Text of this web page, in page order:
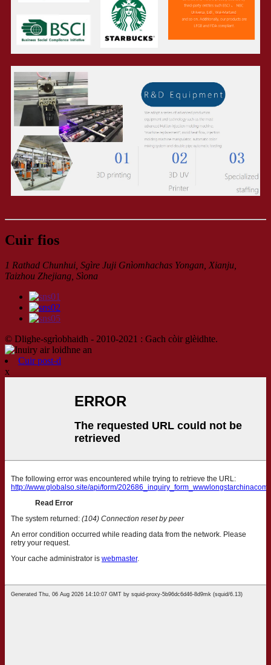
Cuir fios
1 Rathad Chunhui, Sgìre Juji Gnìomhachas Yongan, Xianju,
Taizhou Zhejiang, Sìona
© Dlighe-sgrìobhaidh - 2010-2021 : Gach còir glèidhte.
Cuir post-d
x